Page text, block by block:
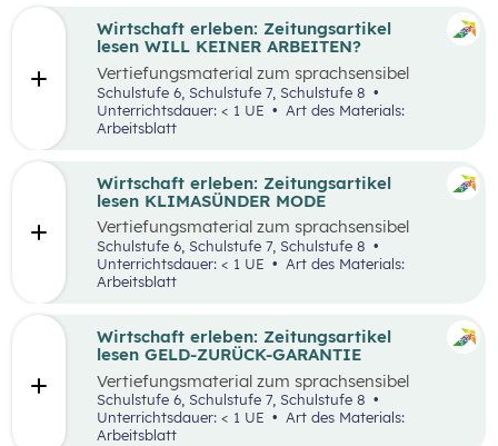
Wirtschaft erleben: Zeitungsartikel
lesen WILL KEINER ARBEITEN?
Vertiefungsmaterial zum sprachsensibel
aufbereiteten Zeitungsartikel “Will keiner
arbeiten?”.
Schulstufe 6, Schulstufe 7, Schulstufe 8
Unterrichtsdauer: < 1 UE
Arbeitsblatt
Wirtschaft erleben: Zeitungsartikel
lesen KLIMASÜNDER MODE
Vertiefungsmaterial zum sprachsensibel
aufbereiteten Zeitungsartikel “Klimasünder
Mode”.
Schulstufe 6, Schulstufe 7, Schulstufe 8
Unterrichtsdauer: < 1 UE
Arbeitsblatt
Wirtschaft erleben: Zeitungsartikel
lesen GELD-ZURÜCK-GARANTIE
Vertiefungsmaterial zum sprachsensibel
aufbereiteten Zeitungsartikel “Reich werden
mit Geld-zurück-Garantie?”.
Schulstufe 6, Schulstufe 7, Schulstufe 8
Unterrichtsdauer: < 1 UE
Art des Materials:
Arbeitsblatt